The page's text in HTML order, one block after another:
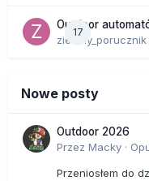
17
Outdoor
zielony_porucznik
Nowe posty
Outdoor 2026
Przez Macky ·
Przeniosłem do